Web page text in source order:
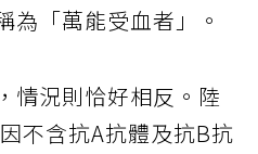
為「萬能受血者」。
情況則恰好相反。陸
不含抗A抗體及抗B抗